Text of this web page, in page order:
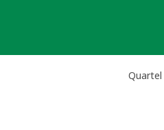
Quartel